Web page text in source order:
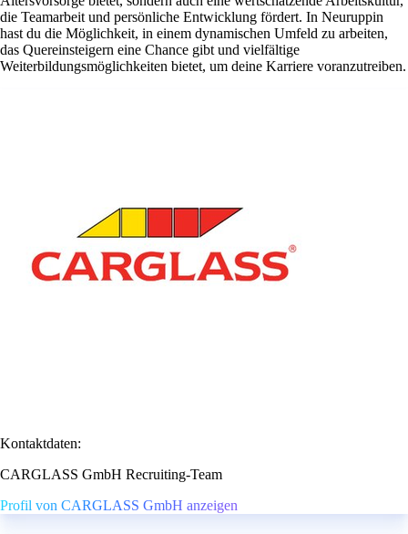
die Teamarbeit und persönliche Entwicklung fördert. In Neuruppin
hast du die Möglichkeit, in einem dynamischen Umfeld zu arbeiten,
das Quereinsteigern eine Chance gibt und vielfältige
Weiterbildungsmöglichkeiten bietet, um deine Karriere voranzutreiben.
Kontaktdaten:
CARGLASS GmbH Recruiting-Team
Profil von CARGLASS GmbH anzeigen